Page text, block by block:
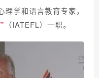
学和语言教育专家，
（IATEFL）一职。